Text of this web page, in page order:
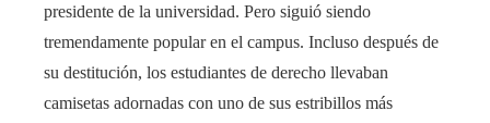
presidente de la universidad. Pero siguió siendo
tremendamente popular en el campus. Incluso después de
su destitución, los estudiantes de derecho llevaban
camisetas adornadas con uno de sus estribillos más